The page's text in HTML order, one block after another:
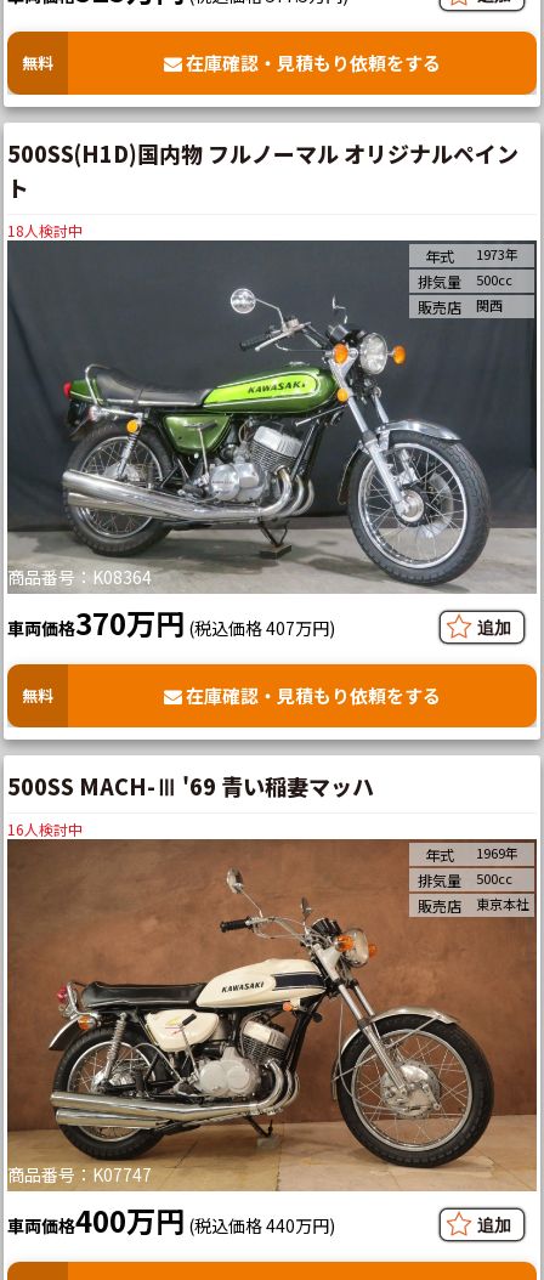
無料 在庫確認・見積もり依頼をする
500SS(H1D)国内物 フルノーマル オリジナルペイン
ト
18人検討中
商品番号：K08364
年式 1973年
排気量 500cc
販売店 関西
車両価格370万円 (税込価格 407万円)
無料 在庫確認・見積もり依頼をする
500SS MACH-Ⅲ '69 青い稲妻マッハ
16人検討中
商品番号：K07747
年式 1969年
排気量 500cc
販売店 東京本社
車両価格400万円 (税込価格 440万円)